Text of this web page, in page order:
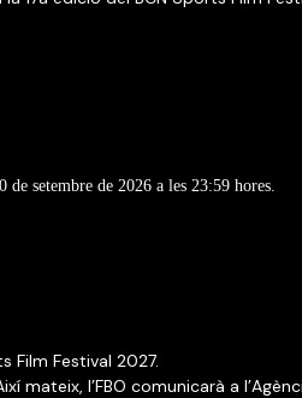
setembre de 2026 a les 23:59 hores.
Film Festival 2027.
mateix, l’FBO comunicarà a